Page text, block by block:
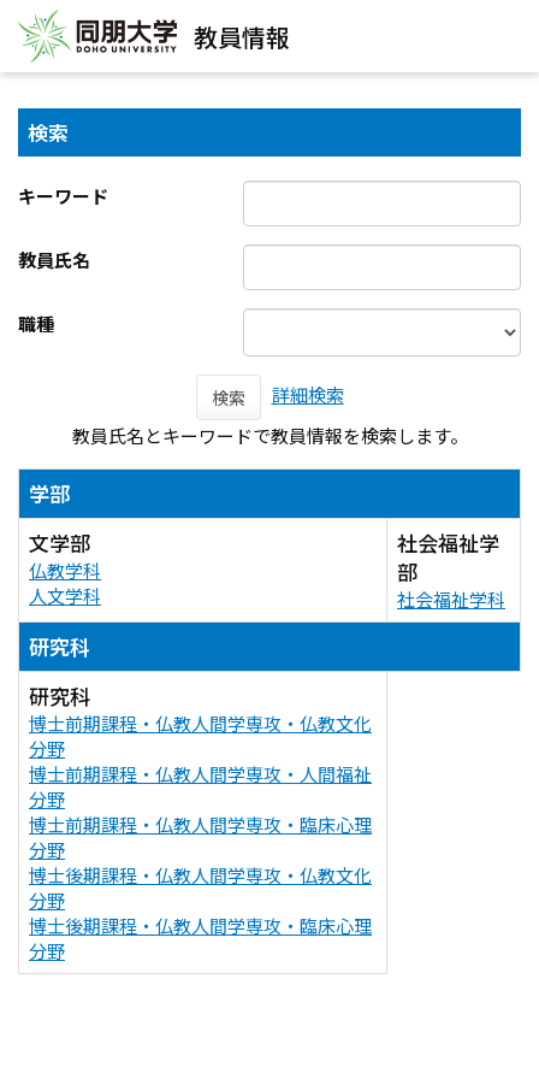
教員情報
検索
キーワード
教員氏名
職種
検索
詳細検索
教員氏名とキーワードで教員情報を検索します。
学部
文学部
仏教学科
人文学科
社会福祉学
部
社会福祉学科
研究科
研究科
博士前期課程・仏教人間学専攻・仏教文化
分野
博士前期課程・仏教人間学専攻・人間福祉
分野
博士前期課程・仏教人間学専攻・臨床心理
分野
博士後期課程・仏教人間学専攻・仏教文化
分野
博士後期課程・仏教人間学専攻・臨床心理
分野